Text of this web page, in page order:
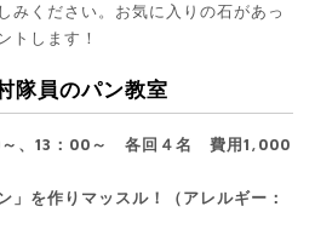
みください。お気に入りの石があっ
トします！
隊員のパン教室
～、13：00～ 各回４名 費用1,000
」を作りマッスル！（アレルギー：